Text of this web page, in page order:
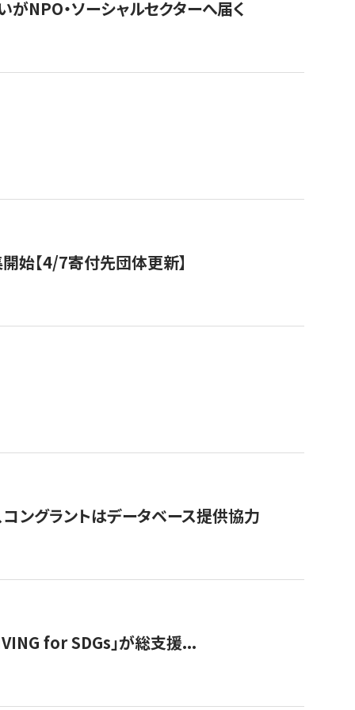
NPO・ソーシャルセクターへ届く
始【4/7寄付先団体更新】
ングラントはデータベース提供協力
for SDGs」が総支援...